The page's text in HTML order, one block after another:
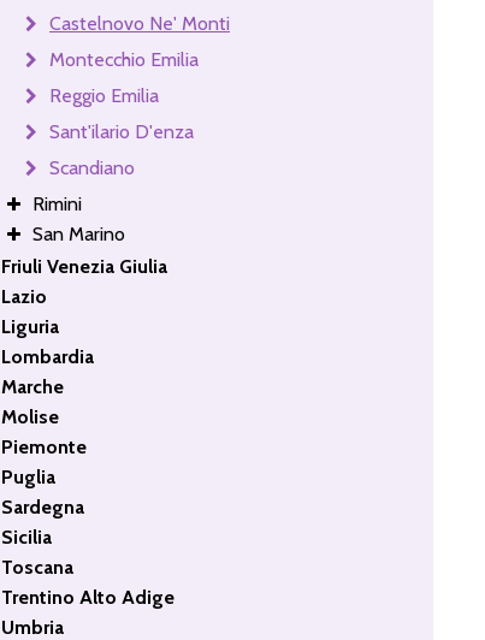
Castelnovo Ne' Monti
Montecchio Emilia
Reggio Emilia
Sant'ilario D'enza
Scandiano
Rimini
San Marino
Friuli Venezia Giulia
Lazio
Liguria
Lombardia
Marche
Molise
Piemonte
Puglia
Sardegna
Sicilia
Toscana
Trentino Alto Adige
Umbria